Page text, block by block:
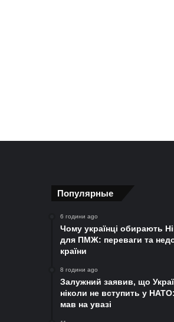
Популярные
6 години ago
Чому українці обирають
для ПМЖ: переваги та
країни
8 години ago
Залужний заявив, що
ніколи не вступить у
мав на увазі